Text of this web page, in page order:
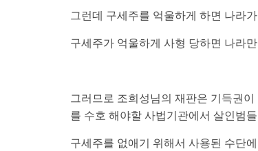
그런데 구세주를 억울하게 하면 나라
구세주가 억울하게 사형 당하면 나라
그러므로 조희성님의 재판은 기득권
를 수호 해야할 사법기관에서 살인범
구세주를 없애기 위해서 사용된 수단